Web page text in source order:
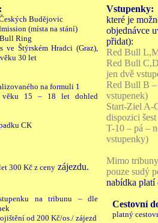
Budějovic
(místa na stání)
Ring
Štýrském Hradci (Graz),
30 let
na formuli 1
věku 15 – 18 let dohled
CK
300 Kč z ceny zájezdu.
na tribunu – dle
od 200 Kč/os./ zájezd
Vstupenky:
které je
objednávce
přidat):
Red Bull
Red Bull
jen dvě
Red Bull B –
vstupenek)
Start-Ziel A-
dispozici
T-10 – pá –
vstupenky)
Mimo
pouze sudý
nabídka
Cestovní
platný